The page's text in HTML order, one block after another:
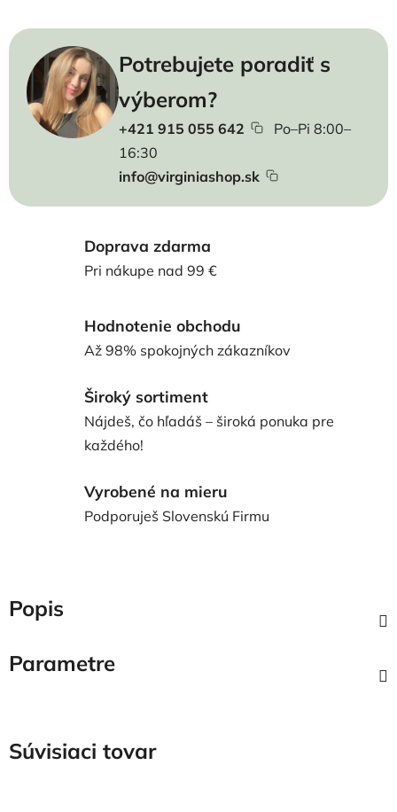
Potrebujete poradiť s
výberom?
+421 915 055 642
Po–Pi 8:00–
16:30
info@virginiashop.sk
Doprava zdarma
Pri nákupe nad 99 €
Hodnotenie obchodu
Až 98% spokojných zákazníkov
Široký sortiment
Nájdeš, čo hľadáš – široká ponuka pre
každého!
Vyrobené na mieru
Podporuješ Slovenskú Firmu
Popis
Parametre
Súvisiaci tovar